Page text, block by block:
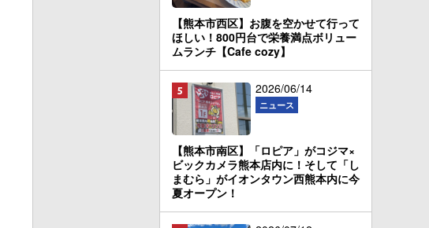
【熊本市西区】お腹を空かせて行って
ほしい！800円台で栄養満点ボリュー
ムランチ【Cafe cozy】
2026/06/14
ニュース
【熊本市南区】「ロピア」がコジマ×
ビックカメラ熊本店内に！そして「し
まむら」がイオンタウン西熊本内に今
夏オープン！